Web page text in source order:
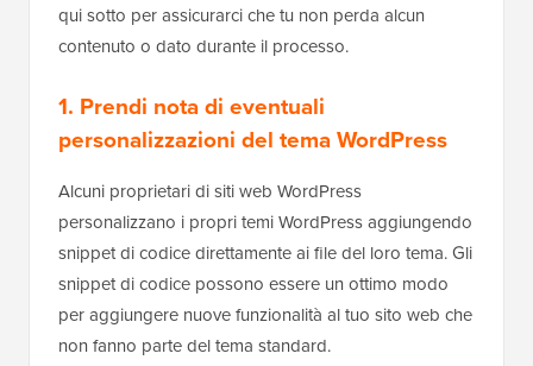
qui sotto per assicurarci che tu non perda alcun
contenuto o dato durante il processo.
1. Prendi nota di eventuali
personalizzazioni del tema WordPress
Alcuni proprietari di siti web WordPress
personalizzano i propri temi WordPress aggiungendo
snippet di codice direttamente ai file del loro tema. Gli
snippet di codice possono essere un ottimo modo
per aggiungere nuove funzionalità al tuo sito web che
non fanno parte del tema standard.